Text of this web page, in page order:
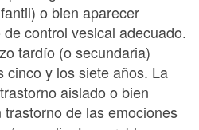
o bien aparecer
control vesical adecuado.
tardío (o secundaria)
cinco y los siete años. La
aislado o bien
de las emociones